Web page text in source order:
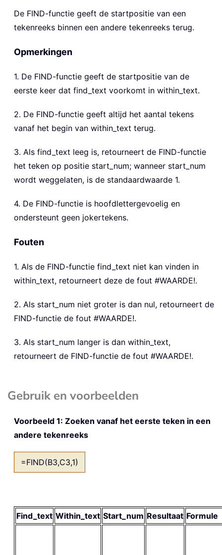
De FIND-functie geeft de startpositie van een
tekenreeks binnen een andere tekenreeks terug.
Opmerkingen
1. De FIND-functie geeft de startpositie van de
eerste keer dat find_text voorkomt in within_text.
2. De FIND-functie geeft altijd het aantal tekens
vanaf het begin van within_text terug.
3. Als find_text leeg is, retourneert de FIND-functie
het teken op positie start_num; wanneer start_num
wordt weggelaten, is de standaardwaarde 1.
4. De FIND-functie is hoofdlettergevoelig en
ondersteunt geen jokertekens.
Fouten
1. Als de FIND-functie find_text niet kan vinden in
within_text, retourneert deze de fout #WAARDE!.
2. Als start_num niet groter is dan nul, retourneert de
FIND-functie de fout #WAARDE!.
3. Als start_num langer is dan within_text,
retourneert de FIND-functie de fout #WAARDE!.
Gebruik en voorbeelden
Voorbeeld 1: Zoeken vanaf het eerste teken in een
andere tekenreeks
=FIND(B3,C3,1)
Find_text Within_text Start_num Resultaat Formule